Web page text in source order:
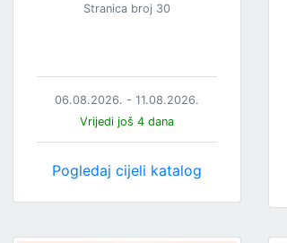
Stranica broj 30
06.08.2026. - 11.08.2026.
Vrijedi još 4 dana
Pogledaj cijeli katalog